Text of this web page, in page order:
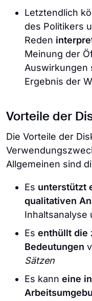
Letztendlich
des Politikers
Reden
Meinung der
Auswirkungen
Ergebnis der
Vorteile der
Die Vorteile der
Allgemeinen sind
Es unterstützt
qualitativen
Inhaltsanalyse
Es enthüllt die
Bedeutungen
Sätzen
Es kann eine